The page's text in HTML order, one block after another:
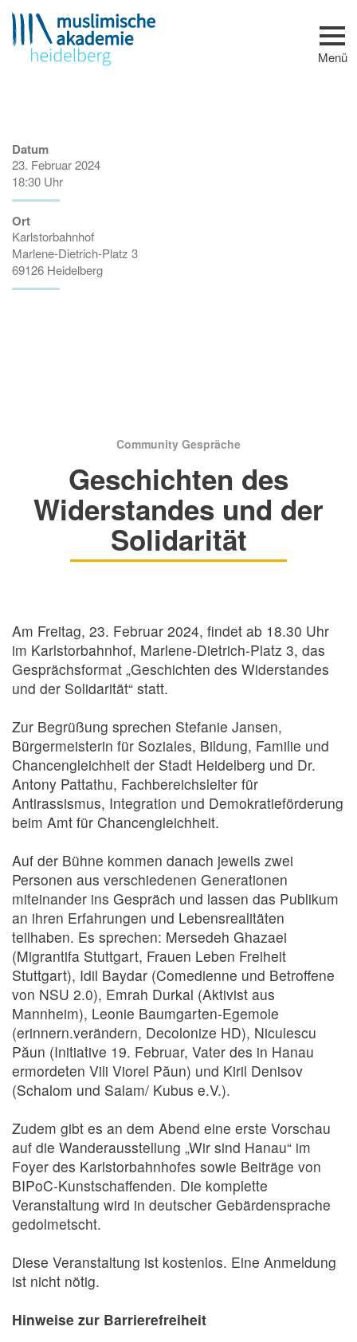
Menü
Datum
23. Februar 2024
18:30 Uhr
Ort
Karlstorbahnhof
Marlene-Dietrich-Platz 3
69126 Heidelberg
Community Gespräche
Geschichten des
Widerstandes und der
Solidarität
Am Freitag, 23. Februar 2024, findet ab 18.30 Uhr
im Karlstorbahnhof, Marlene-Dietrich-Platz 3, das
Gesprächsformat „Geschichten des Widerstandes
und der Solidarität“ statt.
Zur Begrüßung sprechen Stefanie Jansen,
Bürgermeisterin für Soziales, Bildung, Familie und
Chancengleichheit der Stadt Heidelberg und Dr.
Antony Pattathu, Fachbereichsleiter für
Antirassismus, Integration und Demokratieförderung
beim Amt für Chancengleichheit.
Auf der Bühne kommen danach jeweils zwei
Personen aus verschiedenen Generationen
miteinander ins Gespräch und lassen das Publikum
an ihren Erfahrungen und Lebensrealitäten
teilhaben. Es sprechen: Mersedeh Ghazaei
(Migrantifa Stuttgart, Frauen Leben Freiheit
Stuttgart), Idil Baydar (Comedienne und Betroffene
von NSU 2.0), Emrah Durkal (Aktivist aus
Mannheim), Leonie Baumgarten-Egemole
(erinnern.verändern, Decolonize HD), Niculescu
Păun (Initiative 19. Februar, Vater des in Hanau
ermordeten Vili Viorel Păun) und Kiril Denisov
(Schalom und Salam/ Kubus e.V.).
Zudem gibt es an dem Abend eine erste Vorschau
auf die Wanderausstellung „Wir sind Hanau“ im
Foyer des Karlstorbahnhofes sowie Beiträge von
BIPoC-Kunstschaffenden. Die komplette
Veranstaltung wird in deutscher Gebärdensprache
gedolmetscht.
Diese Veranstaltung ist kostenlos. Eine Anmeldung
ist nicht nötig.
Hinweise zur Barrierefreiheit